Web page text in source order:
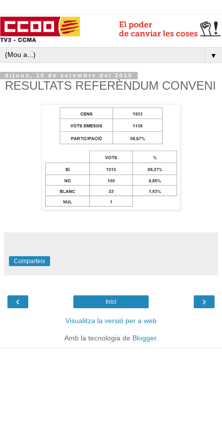
▼
dijous, 10 de setembre del 2015
RESULTATS REFERÈNDUM CONVENI
Comparteix
‹ ›
Inici
Visualitza la versió per a web
Amb la tecnologia de Blogger.